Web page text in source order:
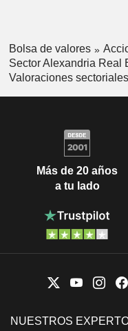
Bolsa de valores
Sector Alexandria Real
Valoraciones sectoriales
Más de 20 años
a tu lado
NUESTROS